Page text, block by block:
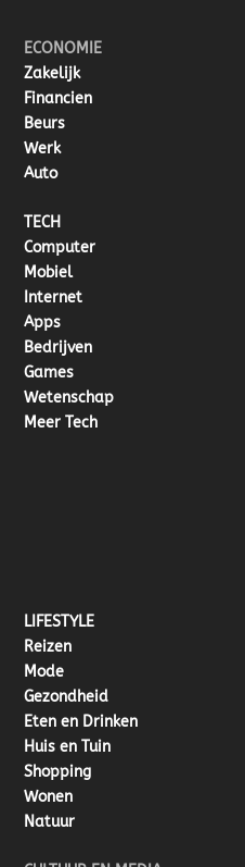
ECONOMIE
Zakelijk
Financien
Beurs
Werk
Auto
TECH
Computer
Mobiel
Internet
Apps
Bedrijven
Games
Wetenschap
Meer Tech
LIFESTYLE
Reizen
Mode
Gezondheid
Eten en Drinken
Huis en Tuin
Shopping
Wonen
Natuur